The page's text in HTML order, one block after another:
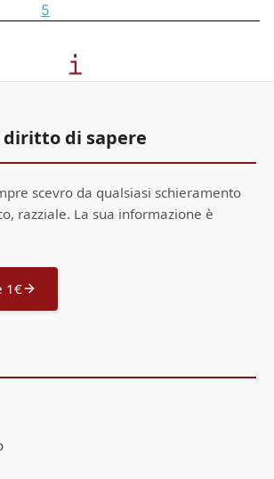
5
di sapere
scevro da qualsiasi schieramento
razziale. La sua informazione è
1€